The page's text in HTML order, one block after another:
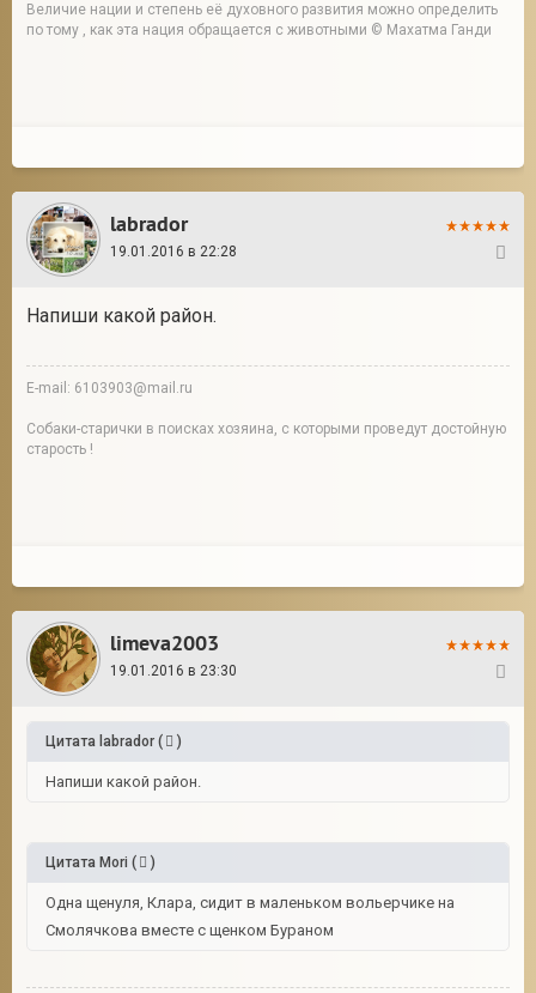
Величие нации и степень её духовного развития можно определить
по тому , как эта нация обращается с животными © Махатма Ганди
labrador
19.01.2016 в 22:28
Напиши какой район.
E-mail: 6103903@mail.ru
Собаки-старички в поисках хозяина, с которыми проведут достойную
старость !
limeva2003
19.01.2016 в 23:30
Цитата labrador ( )
Напиши какой район.
Цитата Mori ( )
Одна щенуля, Клара, сидит в маленьком вольерчике на
Смолячкова вместе с щенком Бураном